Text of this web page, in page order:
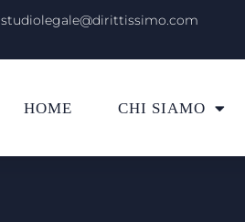
studiolegale@dirittissimo.com
HOME CHI SIAMO